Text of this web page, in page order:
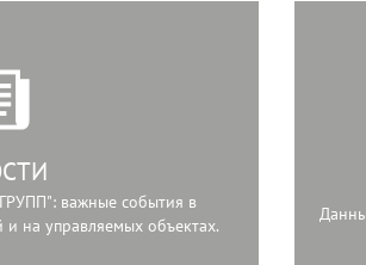
важные события в
и на управляемых объектах.